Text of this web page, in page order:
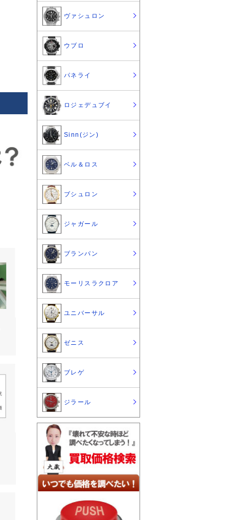
ヴァシュロン
ウブロ
パネライ
ロジェデュブイ
Sinn(ジン)
ベル＆ロス
ブシュロン
ジャガール
ブランパン
モーリスラクロア
ユニバーサル
ゼニス
ブレゲ
ジラール